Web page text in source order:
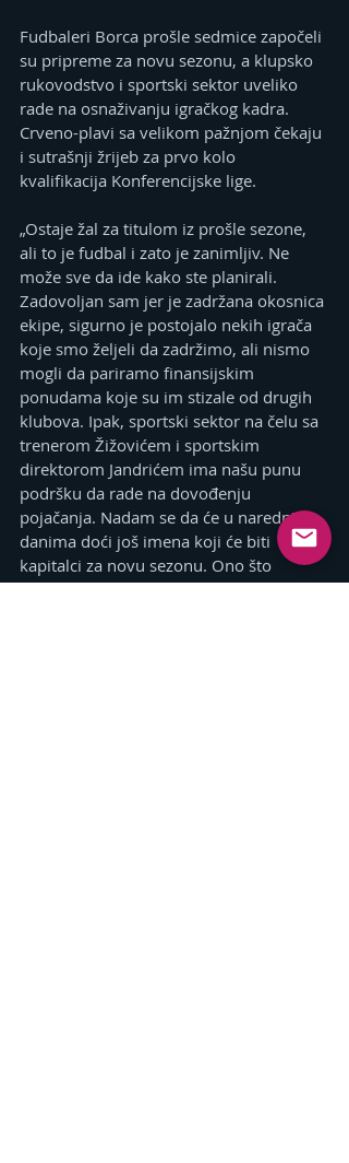
Fudbaleri Borca prošle sedmice započeli
su pripreme za novu sezonu, a klupsko
rukovodstvo i sportski sektor uveliko
rade na osnaživanju igračkog kadra.
Crveno-plavi sa velikom pažnjom čekaju
i sutrašnji žrijeb za prvo kolo
kvalifikacija Konferencijske lige.
„Ostaje žal za titulom iz prošle sezone,
ali to je fudbal i zato je zanimljiv. Ne
može sve da ide kako ste planirali.
Zadovoljan sam jer je zadržana okosnica
ekipe, sigurno je postojalo nekih igrača
koje smo željeli da zadržimo, ali nismo
mogli da pariramo finansijskim
ponudama koje su im stizale od drugih
klubova. Ipak, sportski sektor na čelu sa
trenerom Žižovićem i sportskim
direktorom Jandrićem ima našu punu
podršku da rade na dovođenju
pojačanja. Nadam se da će u narednim
danima doći još imena koji će biti
kapitalci za novu sezonu. Ono što
javnost treba da zna jeste da je prelazni